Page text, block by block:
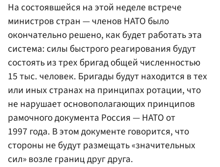
На состоявшейся на этой неделе встрече
министров стран — членов НАТО было
окончательно решено, как будет работать эта
система: силы быстрого реагирования будут
состоять из трех бригад общей численностью
15 тыс. человек. Бригады будут находится в тех
или иных странах на принципах ротации, что
не нарушает основополагающих принципов
рамочного документа Россия — НАТО от
1997 года. В этом документе говорится, что
стороны не будут размещать «значительных
сил» возле границ друг друга.